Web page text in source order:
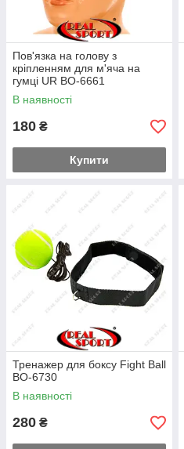
Пов'язка на голову з
кріпленням для м'яча на
гумці UR BO-6661
В наявності
180 ₴
Купити
Тренажер для боксу Fight Ball
BO-6730
В наявності
280 ₴